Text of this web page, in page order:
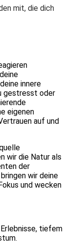
mit, die dich
innere
gestresst oder
eigenen
auf und
wir die Natur als
der
wir deine
und wecken
tiefem